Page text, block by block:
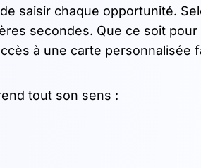
saisir chaque opportunité.
secondes. Que ce soit
à une carte personnalisée
tout son sens :